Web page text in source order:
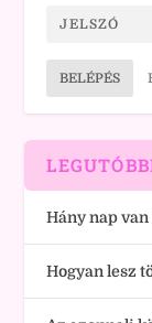
BELÉPÉS
Hány nap
Hogyan lesz